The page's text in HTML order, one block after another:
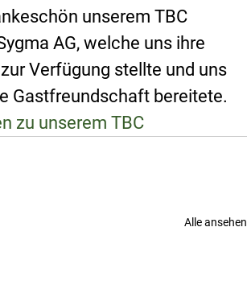
unserem TBC
AG, welche uns ihre
Verfügung stellte und uns
Gastfreundschaft bereitete.
zu unserem TBC
Alle ansehen